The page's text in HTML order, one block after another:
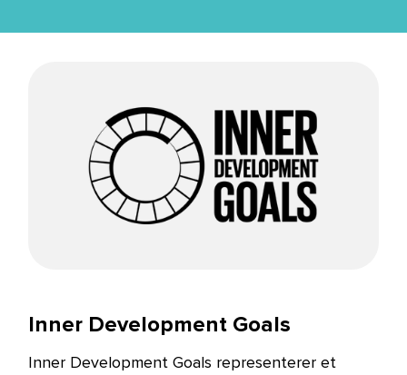
Inner Development Goals
Inner Development Goals representerer et